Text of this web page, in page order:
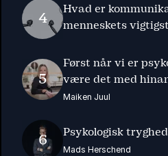
4
Hvad er
menneskets
5
Først når vi er
være det med
Maiken Juul
6 Psykologisk
Mads Herschend